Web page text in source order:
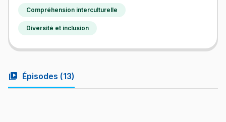
Compréhension interculturelle
Diversité et inclusion
video_library Épisodes (13)